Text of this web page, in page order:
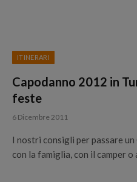
ITINERARI
Capodanno 2012 in
feste
6 Dicembre 2011
I nostri consigli per passare
con la famiglia, con il camper o